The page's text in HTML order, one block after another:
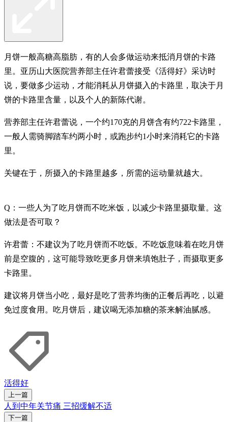
月饼一般高糖高脂肪，有的人会多做运动来抵消月饼的卡路
里。亚历山大医院营养部主任许君蕾接受《活得好》采访时
说，要做多少运动，才能消耗从月饼摄入的卡路里，取决于月
饼的卡路里含量，以及个人的新陈代谢。
营养部主任许君蕾说，一个约170克的月饼含有约722卡路里，
一般人需骑脚踏车约两小时，或跑步约1小时来消耗它的卡路
里。
关键在于，所摄入的卡路里越多，所需的运动量就越大。
Q：一些人为了吃月饼而不吃米饭，以减少卡路里摄取量。这
做法是否可取？
许君蕾：不建议为了吃月饼而不吃饭。不吃饭意味着在吃月饼
前是空腹的，这可能导致吃更多月饼来填饱肚子，而摄取更多
卡路里。
建议将月饼当小吃，最好是吃了营养均衡的正餐后再吃，以避
免过度食用。吃月饼后，建议喝无添加糖的茶来解油腻感。
活得好
上一篇
人到中年关节痛 三招缓解不适
下一篇